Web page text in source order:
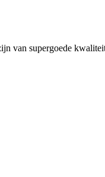
van supergoede